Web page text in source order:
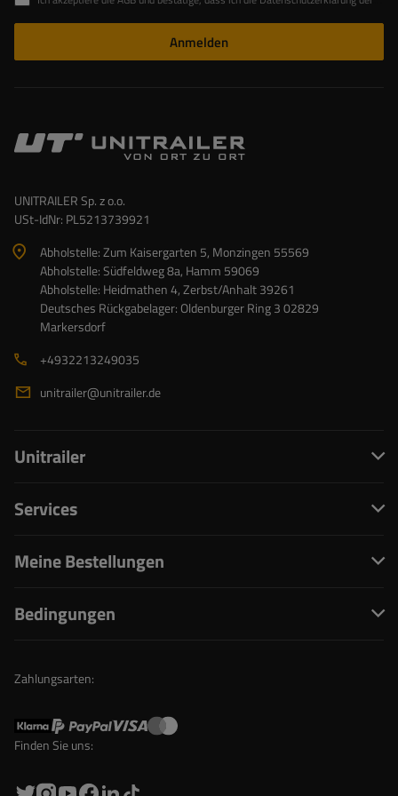
Anmelden
UNITRAILER Sp. z o.o.
USt-IdNr: PL5213739921
Abholstelle: Zum Kaisergarten 5, Monzingen 55569
Abholstelle: Südfeldweg 8a, Hamm 59069
Abholstelle: Heidmathen 4, Zerbst/Anhalt 39261
Deutsches Rückgabelager: Oldenburger Ring 3 02829
Markersdorf
+4932213249035
unitrailer@unitrailer.de
Unitrailer
Services
Meine Bestellungen
Bedingungen
Zahlungsarten:
Finden Sie uns: